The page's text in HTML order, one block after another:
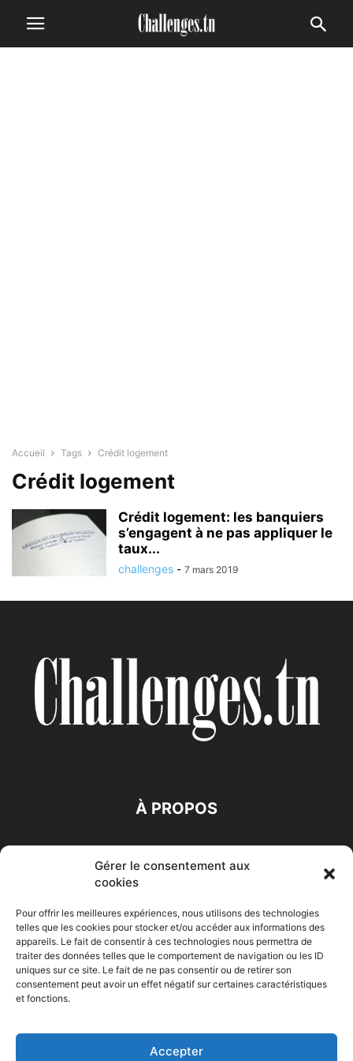
Gérer le consentement aux
cookies
Pour offrir les meilleures expériences, nous utilisons des technologies
telles que les cookies pour stocker et/ou accéder aux informations des
appareils. Le fait de consentir à ces technologies nous permettra de
traiter des données telles que le comportement de navigation ou les ID
uniques sur ce site. Le fait de ne pas consentir ou de retirer son
consentement peut avoir un effet négatif sur certaines caractéristiques
et fonctions.
Accepter
Accueil Tags Crédit logement
Crédit logement
Crédit logement: les banquiers
s’engagent à ne pas appliquer le
taux...
challenges - 7 mars 2019
À PROPOS
Accueil Economie Entreprises Entrepreneur
Maghreb